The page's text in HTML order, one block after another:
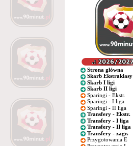
Strona główna
Skarb Ekstraklasy
Skarb I ligi
Skarb II ligi
Sparingi - Ekstr.
Sparingi - I liga
Sparingi - II liga
Transfery - Ekstr.
Transfery - I liga
Transfery - II liga
Transfery - zagr.
Przygotowania E